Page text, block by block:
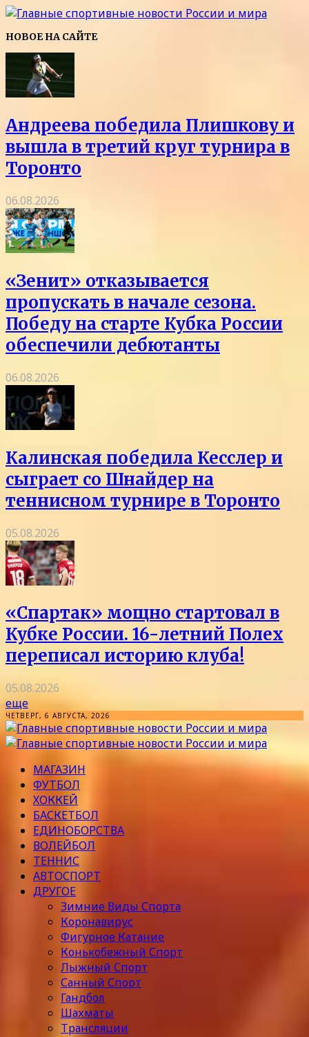
НОВОЕ НА САЙТЕ
Андреева победила Плишкову и
вышла в третий круг турнира в
Торонто
06.08.2026
«Зенит» отказывается
пропускать в начале сезона.
Победу на старте Кубка России
обеспечили дебютанты
06.08.2026
Калинская победила Кесслер и
сыграет со Шнайдер на
теннисном турнире в Торонто
05.08.2026
«Спартак» мощно стартовал в
Кубке России. 16-летний Полех
переписал историю клуба!
05.08.2026
еще
ЧЕТВЕРГ, 6 АВГУСТА, 2026
МАГАЗИН
ФУТБОЛ
ХОККЕЙ
БАСКЕТБОЛ
ЕДИНОБОРСТВА
ВОЛЕЙБОЛ
ТЕННИС
АВТОСПОРТ
ДРУГОЕ
Зимние Виды Спорта
Коронавирус
Фигурное Катание
Конькобежный Спорт
Лыжный Спорт
Санный Спорт
Гандбол
Шахматы
Трансляции